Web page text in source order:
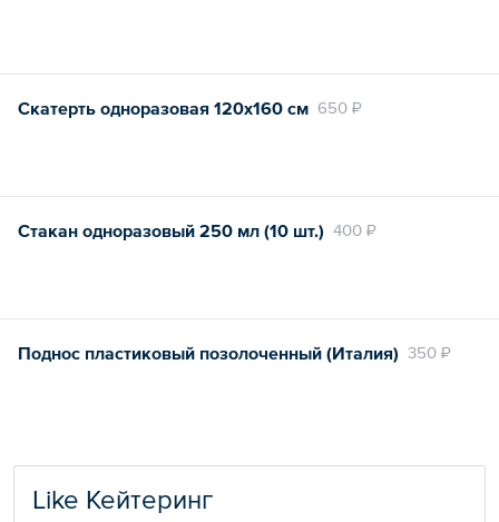
650 ₽
Скатерть одноразовая 120х160 см
400 ₽
Стакан одноразовый 250 мл (10 шт.)
350 ₽
Поднос пластиковый позолоченный (Италия)
Like Кейтеринг